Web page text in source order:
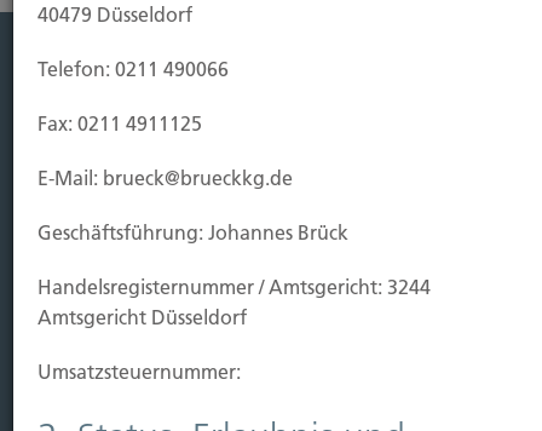
Leben
Vorsorgen
Kauf Grundstück
Baubeginn
Schaden
40479 Düsseldorf
Telefon: 0211 490066
Fax: 0211 4911125
E-Mail: brueck@brueckkg.de
Geschäftsführung: Johannes Brück
Handels­registernummer / Amtsgericht: 3244
Amtsgericht Düsseldorf
Umsatzsteuer­nummer: